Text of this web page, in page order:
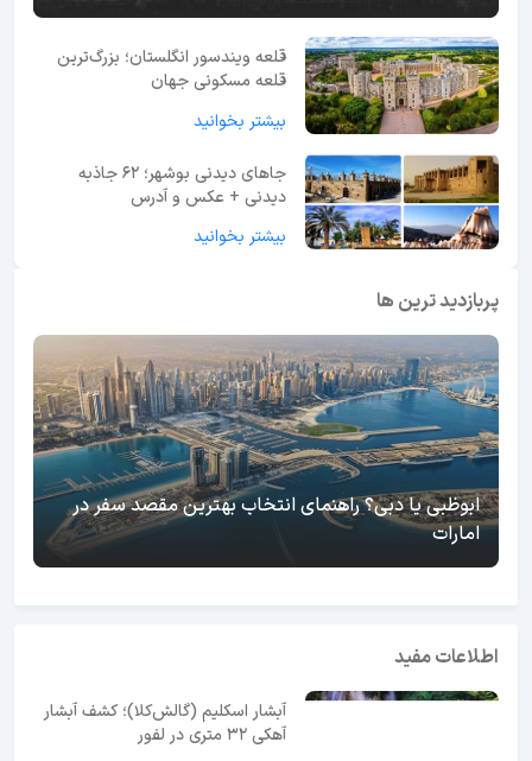
قلعه ویندسور انگلستان؛ بزرگ‌ترین
قلعه مسکونی جهان
بیشتر بخوانید
جاهای دیدنی بوشهر؛ 62 جاذبه
دیدنی + عکس و آدرس
بیشتر بخوانید
پربازدید ترین ها
ابوظبی یا دبی؟ راهنمای انتخاب بهترین مقصد سفر در
امارات
اطلاعات مفید
آبشار اسکلیم (گالش‌کلا)؛ کشف آبشار
آهکی ۳۲ متری در لفور